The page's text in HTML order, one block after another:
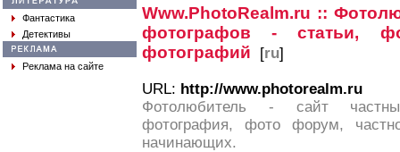
Фантастика
Детективы
Реклама на сайте
Www.PhotoRealm.ru ::
фотографов - статьи,
фотографий [ru]
URL: http://www.photorealm.ru
Фотолюбитель - сайт
фотография, фото форум,
начинающих.